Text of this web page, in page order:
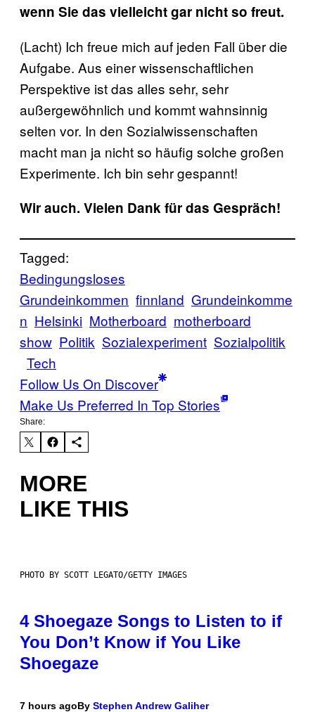
wenn Sie das vielleicht gar nicht so freut.
(Lacht) Ich freue mich auf jeden Fall über die
Aufgabe. Aus einer wissenschaftlichen
Perspektive ist das alles sehr, sehr
außergewöhnlich und kommt wahnsinnig
selten vor. In den Sozialwissenschaften
macht man ja nicht so häufig solche großen
Experimente. Ich bin sehr gespannt!
Wir auch. Vielen Dank für das Gespräch!
Tagged:
Bedingungsloses
Grundeinkommen finnland Grundeinkomme
n Helsinki Motherboard motherboard
show Politik Sozialexperiment Sozialpolitik
Tech
Follow Us On Discover
Make Us Preferred In Top Stories
Share:
MORE
LIKE THIS
PHOTO BY SCOTT LEGATO/GETTY IMAGES
4 Shoegaze Songs to Listen to if
You Don’t Know if You Like
Shoegaze
7 hours agoBy Stephen Andrew Galiher